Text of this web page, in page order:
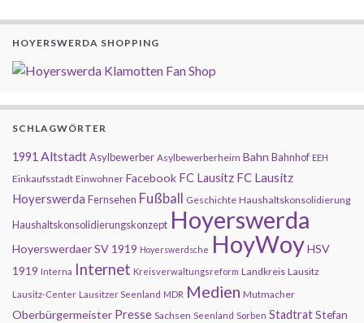
HOYERSWERDA SHOPPING
SCHLAGWÖRTER
1991 AltstadtAsylbewerber Asylbewerberheim Bahn Bahnhof EEH
Einkaufsstadt Einwohner Facebook FC Lausitz FC Lausitz
Hoyerswerda Fernsehen Fußball Geschichte Haushaltskonsolidierung
Haushaltskonsolidierungskonzept Hoyerswerda
Hoyerswerdaer SV 1919 Hoyerswerdsche HoyWoyHSV
1919 Interna Internet Kreisverwaltungsreform Landkreis Lausitz
Lausitz-Center Lausitzer Seenland MDR Medien Mutmacher
Oberbürgermeister Presse Sachsen Seenland Sorben StadtratStefan